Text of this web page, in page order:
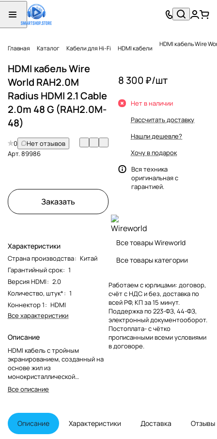
Главная Каталог Кабели для Hi-Fi HDMI кабели HDMI кабель Wire
HDMI кабель Wire
World RAH2.0M
Radius HDMI 2.1 Cable
2.0m 48 G (RAH2.0M-
48)
0
Нет отзывов
Арт.89986
Заказать
Характеристики
Страна производства: Китай
Гарантийный срок: 1
Версия HDMI: 2.0
Количество, штук*: 1
Коннектор 1: HDMI
Все характеристики
Описание
HDMI кабель с тройным
экранированием, созданный на
основе жил из
монокристаллической
бескислородной меди длиной 2
м. Производитель гарантирует,
коммутацию, а также
высококачественное
воспроизведение видео и
Все описание
8 300 ₽/шт
Нет в наличии
Рассчитать доставку
Нашли дешевле?
Хочу в подарок
Вся техника
оригинальная с
гарантией.
Все товары Wireworld
Все товары категории
Работаем с юрлицами: договор,
счёт с НДС и без, доставка по
всей РФ, КП за 15 минут.
Поддержка по 223-ФЗ, 44-ФЗ,
электронный документооборот.
Постоплата- с чётко
прописанными всеми условиями
в договоре.
Описание Характеристики Доставка Отзывы